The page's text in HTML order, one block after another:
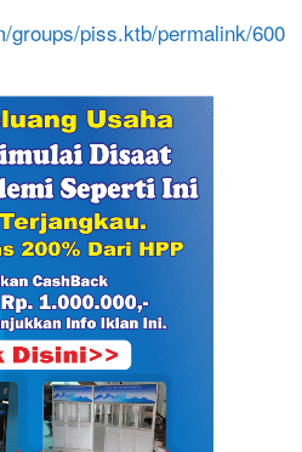
groups/piss.ktb/permalink/600